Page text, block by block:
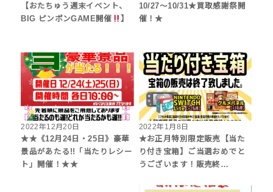
【おたちゅう週末イベント、
BIG ピンポンGAME開催
】
10/27～10/31★買取感謝祭開
催！★
2022年12月20日
★★《12月24日・25日》豪華
景品があたる!!「当たりレシー
ト」開催！★★
2022年1月8日
★お正月特別限定販売【当た
り付き宝箱】ご当選おめでと
うございます！販売終…